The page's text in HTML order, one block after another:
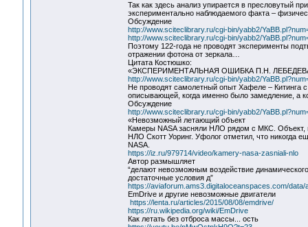
Так как здесь анализ упирается в пресловутый
экспериментально наблюдаемого факта –
Обсуждение
http://www.sciteclibrary.ru/cgi-bin/yabb2/
http://www.sciteclibrary.ru/cgi-bin/yabb2/
Поэтому 122-года не проводят эксперименты
отражении фотона от зеркала…
Цитата Костюшко:
«ЭКСПЕРИМЕНТАЛЬНАЯ ОШИБКА П.Н.
http://www.sciteclibrary.ru/cgi-bin/yabb2/
Не проводят самолетный опыт Хафеле – Китинга
описывающей, когда именно было замедление, а
Обсуждение
http://www.sciteclibrary.ru/cgi-bin/yabb2/
«Невозможный летающий объект
Камеры NASA засняли НЛО рядом с МКС. Объект,
НЛО Скотт Уоринг. Уфолог отметил, что никогда
NASA.
https://iz.ru/979714/video/kamery-nasa-zasniali-nlo
Автор размышляет
“делают невозможным воздействие
достаточные условия д”
https://aviaforum.ams3.digitaloceanspaces.com/
EmDrive и другие невозможные двигатели
https://lenta.ru/articles/2015/08/08/emdrive/
https://ru.wikipedia.org/wiki/EmDrive
Как летать без отброса массы... ость